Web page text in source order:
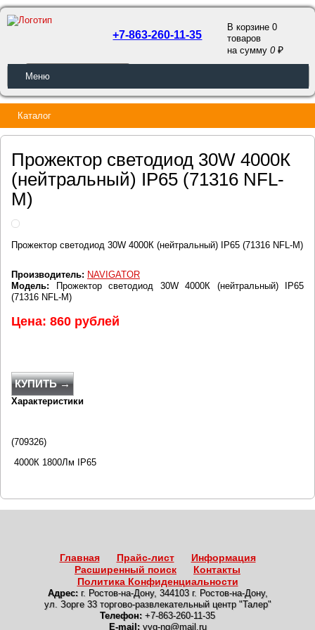
ОБРАТНЫЙ ЗВОНОК
+7-863-260-11-35
В корзине 0
товаров
на сумму0
Меню
Каталог
Прожектор светодиод 30W 4000К
(нейтральный) IP65 (71316 NFL-
M)
Прожектор светодиод 30W 4000К (нейтральный) IP65 (71316 NFL-M)
Производитель: NAVIGATOR
Модель: Прожектор светодиод 30W 4000К (нейтральный) IP65
(71316 NFL-M)
Цена: 860 рублей
КУПИТЬ →
Характеристики
(709326)
4000К 1800Лм IP65
Главная Прайс-лист
Информация
Расширенный поиск
Контакты
Политика Конфиденциальности
Адрес: г. Ростов-на-Дону, 344103 г. Ростов-на-Дону,
ул. Зорге 33 торгово-развлекательный центр "Талер"
Телефон: +7-863-260-11-35
E-mail: vvg-ng@mail.ru